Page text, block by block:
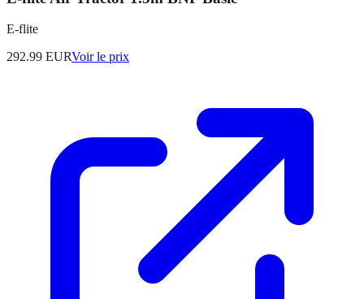
E-flite
292.99 EURVoir le prix